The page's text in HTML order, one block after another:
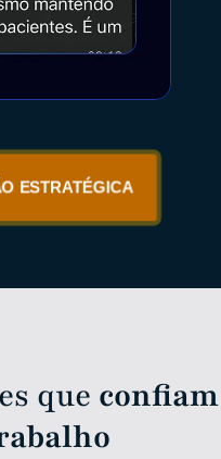
ESTRATÉGICA
que confiam